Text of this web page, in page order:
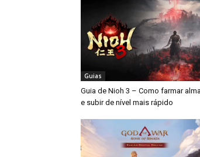
Guias
Guia de Nioh 3 – Como farmar
e subir de nível mais rápido